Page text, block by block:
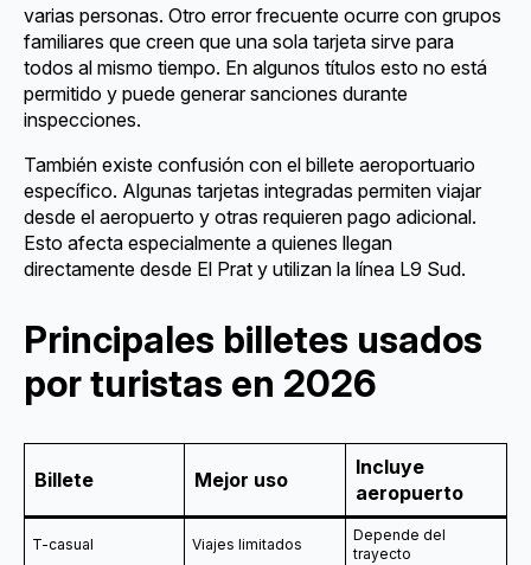
varias personas. Otro error frecuente ocurre con grupos
familiares que creen que una sola tarjeta sirve para
todos al mismo tiempo. En algunos títulos esto no está
permitido y puede generar sanciones durante
inspecciones.
También existe confusión con el billete aeroportuario
específico. Algunas tarjetas integradas permiten viajar
desde el aeropuerto y otras requieren pago adicional.
Esto afecta especialmente a quienes llegan
directamente desde El Prat y utilizan la línea L9 Sud.
Principales billetes usados
por turistas en 2026
Billete Mejor uso
Incluye
aeropuerto
T-casual Viajes limitados
Depende del
trayecto